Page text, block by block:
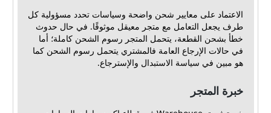
الاعتماد على معايير شحن واضحة وسياسات تحدد مسؤولية كل
طرف يجعل التعامل مع متجر معيقل موثوقًا. في حال حدوث
خطأ بشحن القطعة، يتحمل المتجر رسوم الشحن كاملة؛ أما
في حالات الإرجاع العامة فالمشتري يتحمل رسوم الشحن كما
هو مبين في سياسة الاستبدال والإسترجاع.
خبرة المتجر